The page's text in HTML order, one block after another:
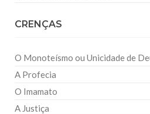
CRENÇAS
O Monoteísmo ou Unicidade de
A Profecia
O Imamato
A Justiça